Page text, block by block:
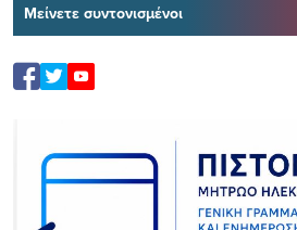
Μείνετε συντονισμένοι